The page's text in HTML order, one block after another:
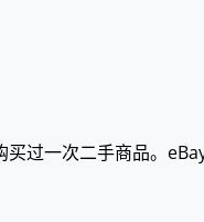
过一次二手商品。